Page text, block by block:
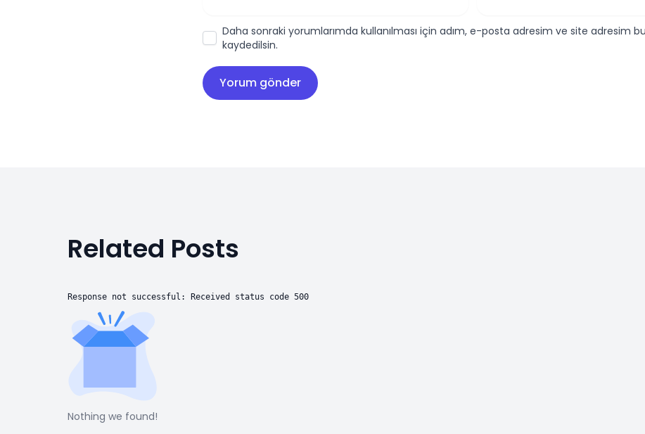
Daha sonraki yorumlarımda kullanılması için adım, e-posta adresim ve site adresim
kaydedilsin.
Related Posts
Response not successful: Received status code 500
Nothing we found!